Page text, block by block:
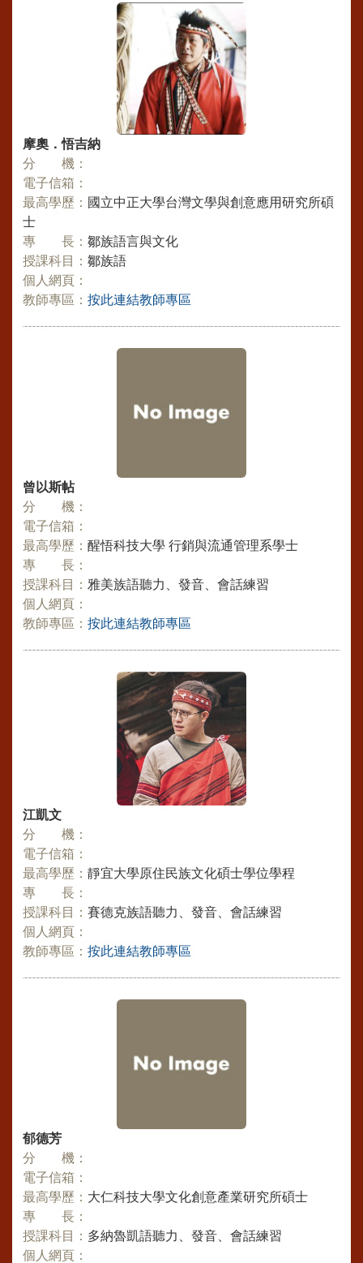
摩奧．悟吉納
分 機：
電子信箱：
最高學歷： 國立中正大學台灣文學與創意應用研究所碩
士
專 長： 鄒族語言與文化
授課科目： 鄒族語
個人網頁：
教師專區： 按此連結教師專區
曾以斯帖
分 機：
電子信箱：
最高學歷： 醒悟科技大學 行銷與流通管理系學士
專 長：
授課科目： 雅美族語聽力、發音、會話練習
個人網頁：
教師專區： 按此連結教師專區
江凱文
分 機：
電子信箱：
最高學歷： 靜宜大學原住民族文化碩士學位學程
專 長：
授課科目： 賽德克族語聽力、發音、會話練習
個人網頁：
教師專區： 按此連結教師專區
郁德芳
分 機：
電子信箱：
最高學歷： 大仁科技大學文化創意產業研究所碩士
專 長：
授課科目： 多納魯凱語聽力、發音、會話練習
個人網頁：